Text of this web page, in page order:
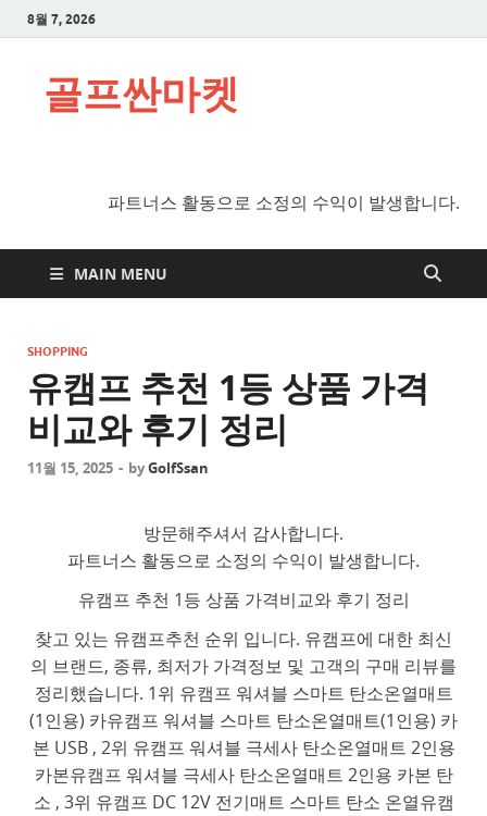
8월 7, 2026
골프싼마켓
파트너스 활동으로 소정의 수익이 발생합니다.
MAIN MENU
SHOPPING
유캠프 추천 1등 상품 가격
비교와 후기 정리
11월 15, 2025 - byGolfSsan
방문해주셔서 감사합니다.
파트너스 활동으로 소정의 수익이 발생합니다.
유캠프 추천 1등 상품 가격비교와 후기 정리
찾고 있는 유캠프추천 순위 입니다. 유캠프에 대한 최신
의 브랜드, 종류, 최저가 가격정보 및 고객의 구매 리뷰를
정리했습니다. 1위 유캠프 워셔블 스마트 탄소온열매트
(1인용) 카유캠프 워셔블 스마트 탄소온열매트(1인용) 카
본 USB , 2위 유캠프 워셔블 극세사 탄소온열매트 2인용
카본유캠프 워셔블 극세사 탄소온열매트 2인용 카본 탄
소 , 3위 유캠프 DC 12V 전기매트 스마트 탄소 온열유캠